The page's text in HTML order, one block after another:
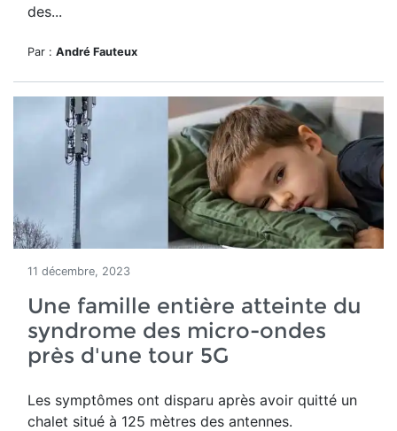
des...
Par : André Fauteux
11 décembre, 2023
Une famille entière atteinte du
syndrome des micro-ondes
près d'une tour 5G
Les symptômes ont disparu après avoir quitté un
chalet situé à 125 mètres des antennes.